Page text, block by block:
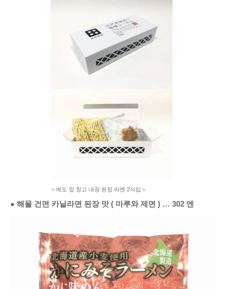
＜에도 앞 창고 내장 된장 라멘 2식입＞
● 해물 건면 카닐라면 된장 맛 ( 마루와 제면 ) … 302 엔